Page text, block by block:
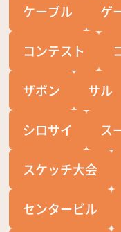
ケーブル ゲ
コンテスト
ザボン サル
シロサイ ス
スケッチ大会
センタービル